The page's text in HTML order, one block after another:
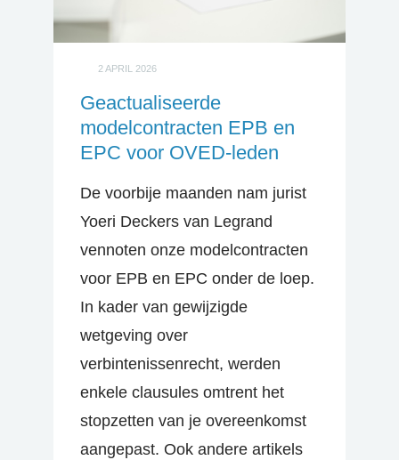
2 APRIL 2026
Geactualiseerde
modelcontracten EPB en
EPC voor OVED-leden
De voorbije maanden nam jurist
Yoeri Deckers van Legrand
vennoten onze modelcontracten
voor EPB en EPC onder de loep.
In kader van gewijzigde
wetgeving over
verbintenissenrecht, werden
enkele clausules omtrent het
stopzetten van je overeenkomst
aangepast. Ook andere artikels